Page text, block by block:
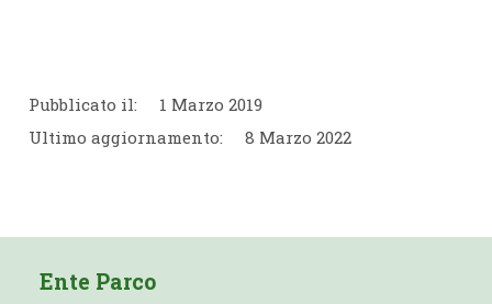
Pubblicato il:
1 Marzo 2019
Ultimo aggiornamento:
8 Marzo 2022
Ente Parco